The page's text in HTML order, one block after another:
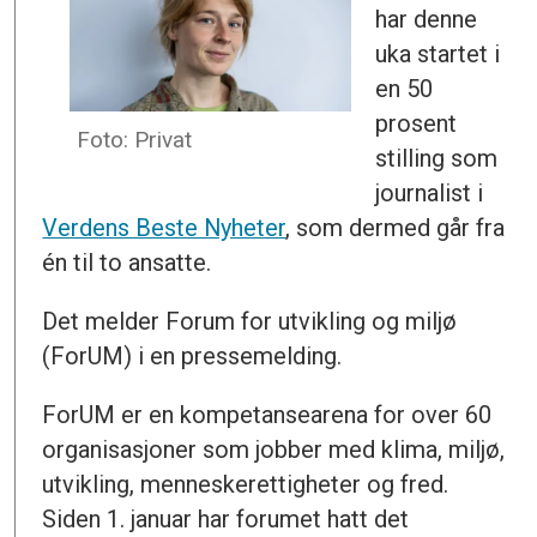
Foto: Privat
har denne
uka startet i
en 50
prosent
stilling som
journalist i
Verdens Beste Nyheter, som dermed går fra
én til to ansatte.
Det melder Forum for utvikling og miljø
(ForUM) i en pressemelding.
ForUM er en kompetansearena for over 60
organisasjoner som jobber med klima, miljø,
utvikling, menneskerettigheter og fred.
Siden 1. januar har forumet hatt det